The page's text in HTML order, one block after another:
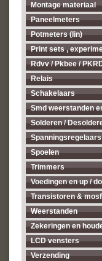
Montage materiaal
Paneelmeters
Potmeters (lin)
Print sets ,
Rdvv / Pkbee /
Relais
Schakelaars
Smd weerstanden
Solderen /
Spanningsregelaars
Spoelen
Trimmers
Voedingen en up /
Transistoren &
Weerstanden
Zekeringen en
LCD vensters
Verzending